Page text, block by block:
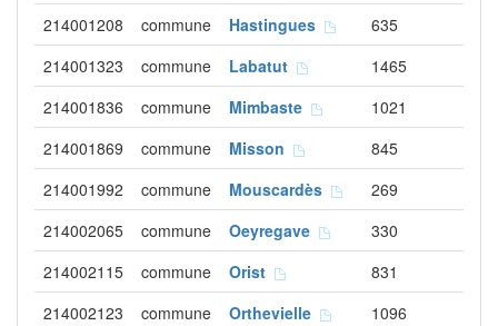
214001208
commune Hastingues
635
214001323
commune Labatut
1465
214001836
commune Mimbaste
1021
214001869
commune Misson
845
214001992
commune Mouscardès
269
214002065
commune Oeyregave
330
214002115
commune Orist
831
214002123
commune Orthevielle
1096